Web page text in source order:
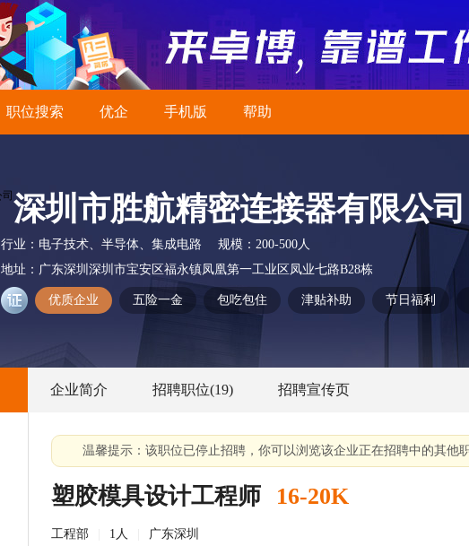
职位搜索 优企 手机版 帮助
深圳市胜航精密连接器有限公司
行业： 电子技术、半导体、集成电路 规模： 200-500人
地址： 广东深圳深圳市宝安区福永镇凤凰第一工业区凤业七路B28栋
优质企业 五险一金 包吃包住 津贴补助 节日福利
企业简介 招聘职位(19) 招聘宣传页
温馨提示：该职位已停止招聘，你可以浏览该企业正在招聘中的其他职
塑胶模具设计工程师 16-20K
工程部 1人
广东深圳